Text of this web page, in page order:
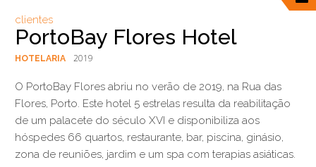
clientes
PortoBay Flores Hotel
HOTELARIA 2019
O PortoBay Flores abriu no verão de 2019, na Rua das
Flores, Porto. Este hotel 5 estrelas resulta da reabilitação
de um palacete do século XVI e disponibiliza aos
hóspedes 66 quartos, restaurante, bar, piscina, ginásio,
zona de reuniões, jardim e um spa com terapias asiáticas.